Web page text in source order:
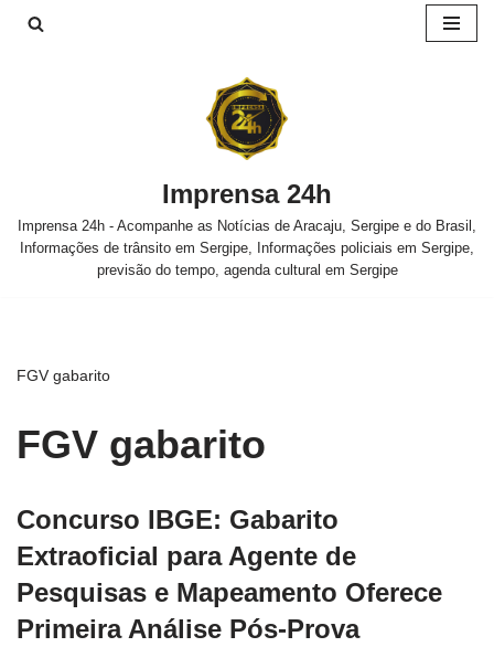
Imprensa 24h
Imprensa 24h - Acompanhe as Notícias de Aracaju, Sergipe e do Brasil,
Informações de trânsito em Sergipe, Informações policiais em Sergipe,
previsão do tempo, agenda cultural em Sergipe
FGV gabarito
FGV gabarito
Concurso IBGE: Gabarito
Extraoficial para Agente de
Pesquisas e Mapeamento Oferece
Primeira Análise Pós-Prova